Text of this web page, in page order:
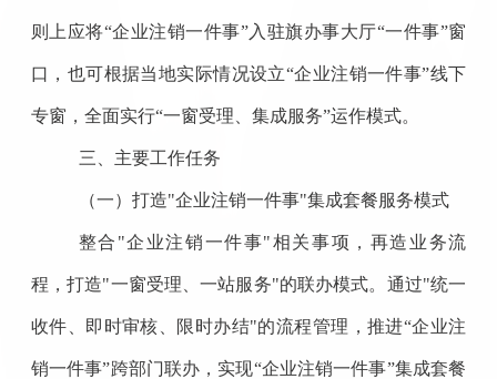
则上应将“企业注销一件事”入驻旗办事大厅“一件事”窗
口，也可根据当地实际情况设立“企业注销一件事”线下
专窗，全面实行“一窗受理、集成服务”运作模式。
三、主要工作任务
（一）打造"企业注销一件事"集成套餐服务模式
整合"企业注销一件事"相关事项，再造业务流
程，打造"一窗受理、一站服务"的联办模式。通过"统一
收件、即时审核、限时办结"的流程管理，推进“企业注
销一件事”跨部门联办，实现“企业注销一件事”集成套餐